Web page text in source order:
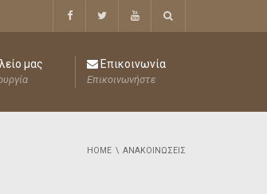
μας Επικοινωνία
Επικοινωνήστε
HOME ΑΝΑΚΟΙΝΏΣΕΙΣ